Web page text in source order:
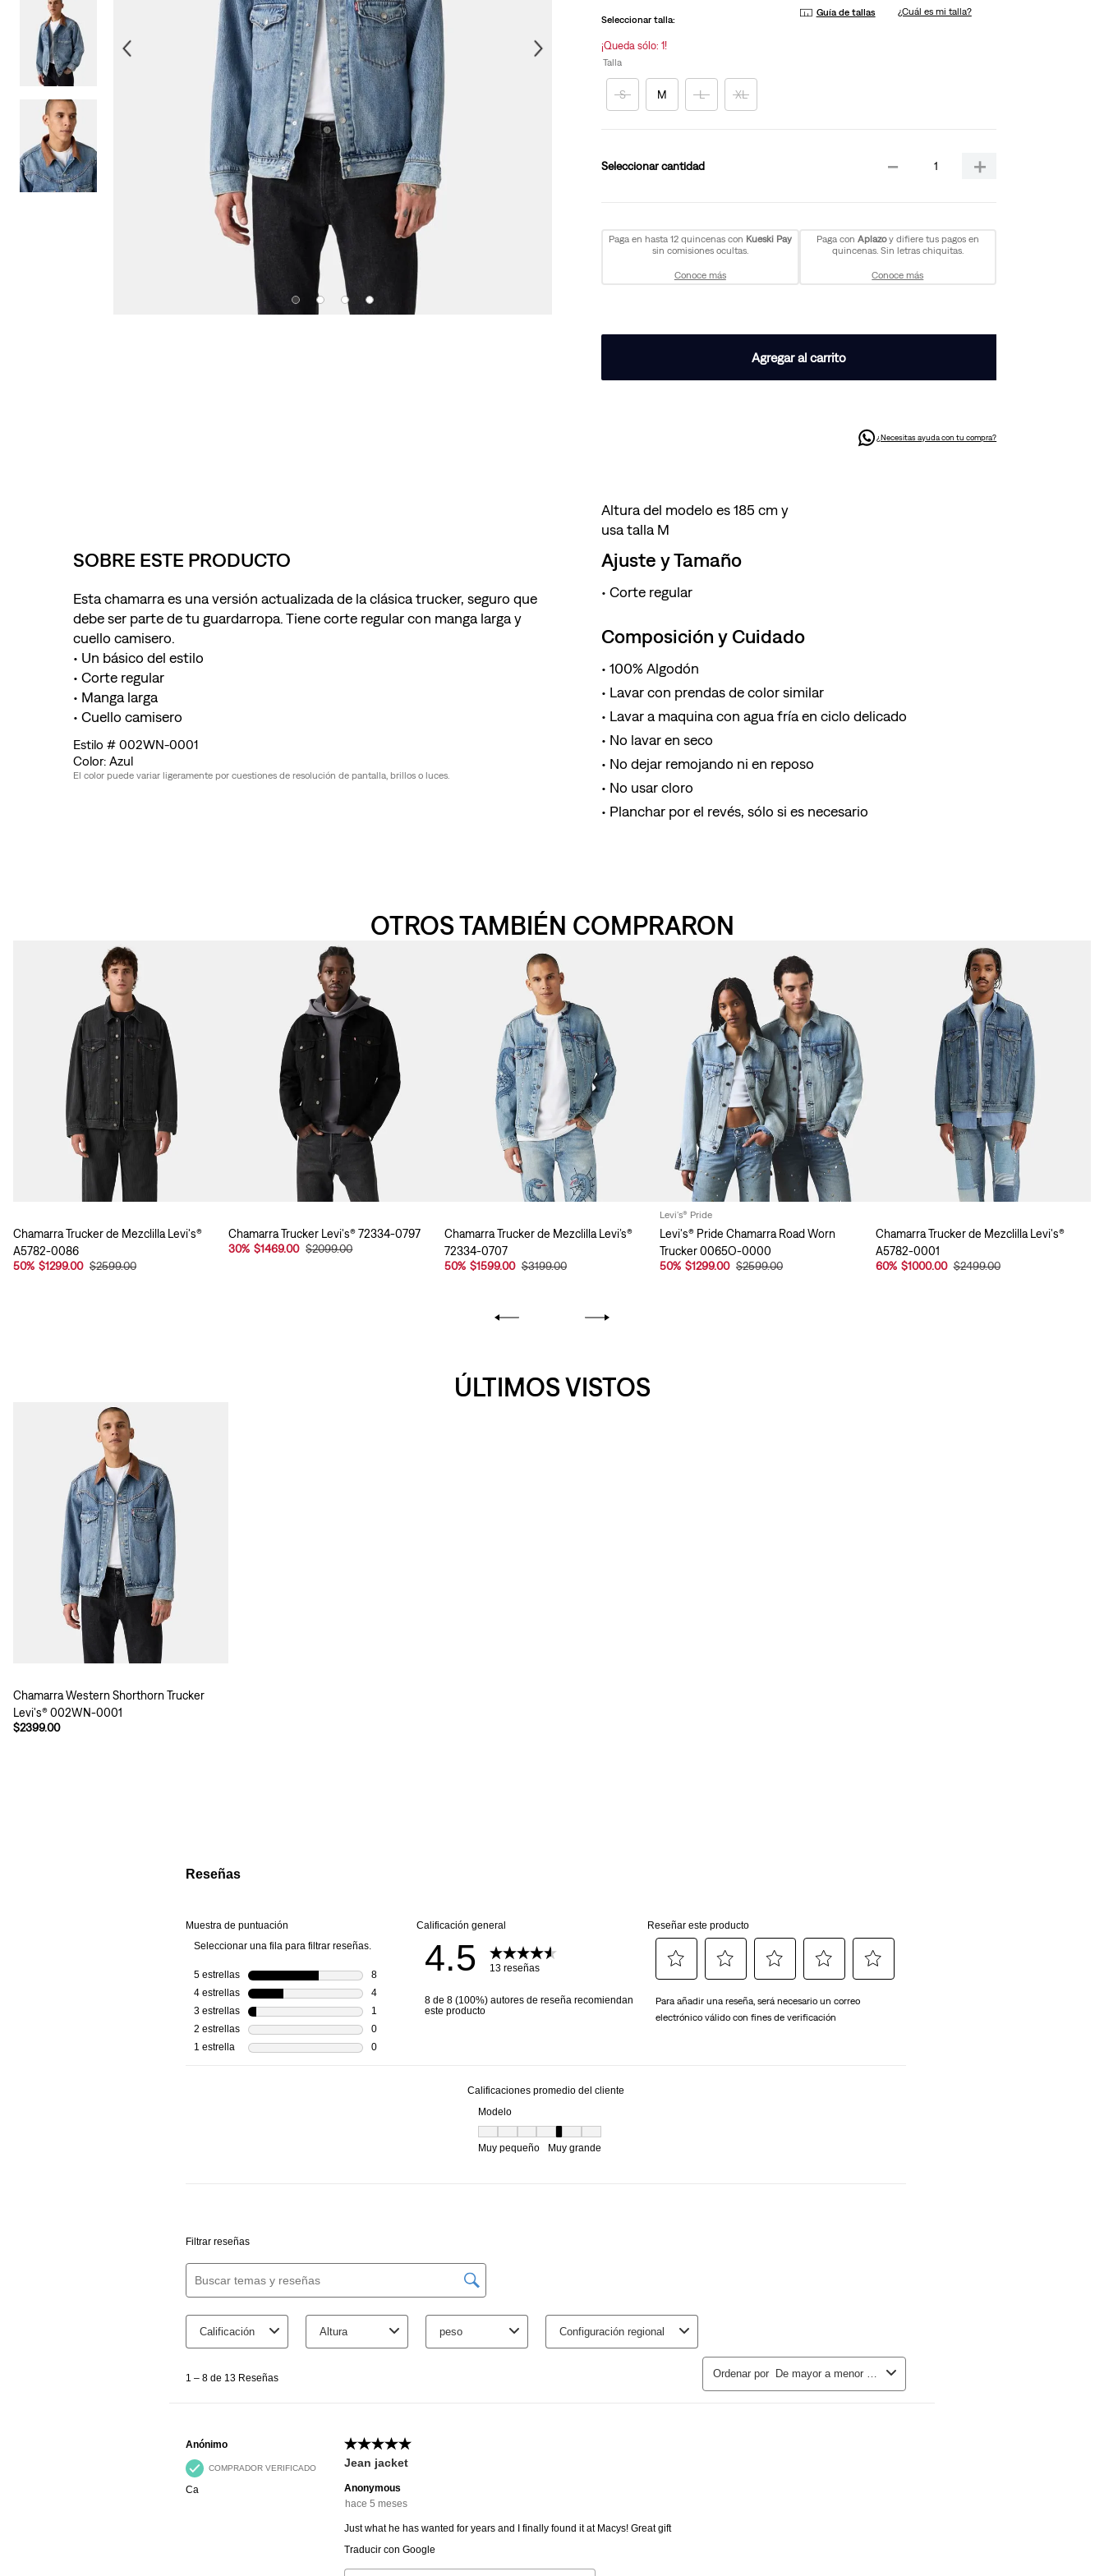
la
página.
Seleccionar talla:
Guía de tallas ¿Cuál es mi talla?
¡Queda sólo: 1!
Talla
S M L XL
cantidad ＋
－
Paga en hasta 12 quincenas con Kueski Pay
sin comisiones ocultas.
Conoce más
Paga con Aplazoy difiere tus pagos en
quincenas. Sin letras chiquitas.
Conoce más
Agregar al carrito
¿Necesitas ayuda con tu compra?
SOBRE ESTE PRODUCTO
Esta chamarra es una versión actualizada de la clásica trucker, seguro que
debe ser parte de tu guardarropa. Tiene corte regular con manga larga y
cuello camisero.
• Un básico del estilo
• Corte regular
• Manga larga
• Cuello camisero
002WN-0001
Azul
El color puede variar ligeramente por cuestiones de resolución de pantalla, brillos o luces.
Altura del modelo es 185 cm y
usa talla M
Ajuste y Tamaño
Corte regular
Composición y Cuidado
100% Algodón
Lavar con prendas de color similar
Lavar a maquina con agua fría en ciclo delicado
No lavar en seco
No dejar remojando ni en reposo
No usar cloro
Planchar por el revés, sólo si es necesario
OTROS TAMBIÉN COMPRARON
Chamarra Trucker de Mezclilla Levi's®
A5782-0086
50% $1299.00 $2599.00
Chamarra Trucker Levi's® 72334-0797
30% $1469.00 $2099.00
Chamarra Trucker de Mezclilla Levi’s®
72334-0707
50% $1599.00 $3199.00
Levi's® Pride
Levi's® Pride Chamarra Road Worn
Trucker 0065O-0000
50% $1299.00 $2599.00
Chamarra Trucker de Mezclilla Levi's®
A5782-0001
60% $1000.00 $2499.00
ÚLTIMOS VISTOS
Chamarra Western Shorthorn Trucker
Levi's® 002WN-0001
$2399.00
10. 514